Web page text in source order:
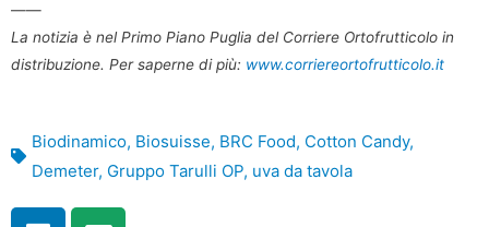
——
La notizia è nel Primo Piano Puglia del Corriere Ortofrutticolo in
distribuzione. Per saperne di più: www.corriereortofrutticolo.it
Biodinamico, Biosuisse, BRC Food, Cotton Candy,
Demeter, Gruppo Tarulli OP, uva da tavola